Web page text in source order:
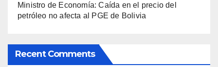
Ministro de Economía: Caída en el precio del
petróleo no afecta al PGE de Bolivia
Recent Comments